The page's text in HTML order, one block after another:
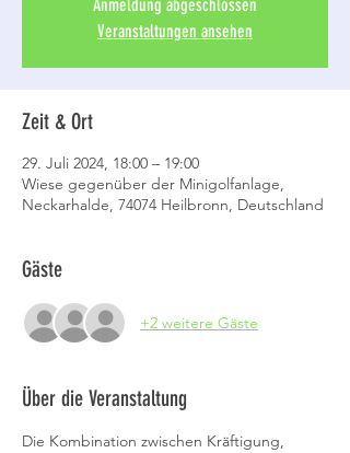
Anmeldung abgeschlossen
Veranstaltungen ansehen
Zeit & Ort
29. Juli 2024, 18:00 – 19:00
Wiese gegenüber der Minigolfanlage,
Neckarhalde, 74074 Heilbronn, Deutschland
Gäste
+2 weitere Gäste
Über die Veranstaltung
Die Kombination zwischen Kräftigung,